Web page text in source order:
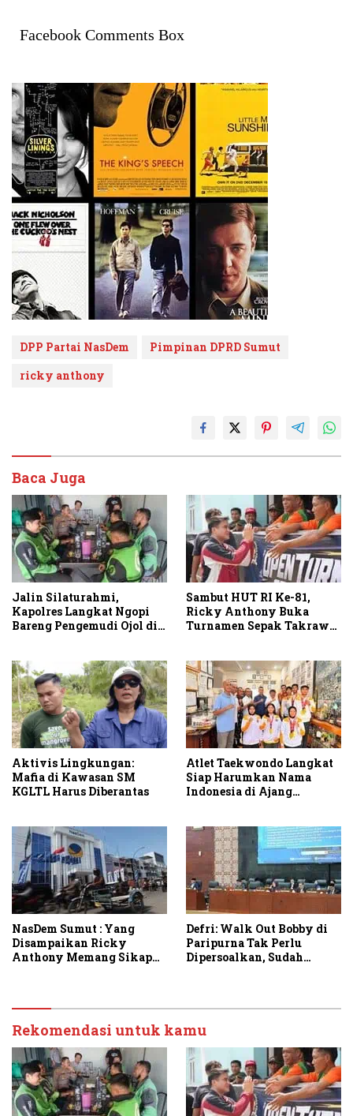
Facebook Comments Box
DPP Partai NasDem
Pimpinan DPRD Sumut
ricky anthony
Baca Juga
Jalin Silaturahmi,
Kapolres Langkat Ngopi
Bareng Pengemudi Ojol di
Sambut HUT RI Ke-81,
Ricky Anthony Buka
Turnamen Sepak Takraw
Aktivis Lingkungan:
Mafia di Kawasan SM
KGLTL Harus Diberantas
Atlet Taekwondo Langkat
Siap Harumkan Nama
Indonesia di Ajang
NasDem Sumut : Yang
Disampaikan Ricky
Anthony Memang Sikap
Defri: Walk Out Bobby di
Paripurna Tak Perlu
Dipersoalkan, Sudah
Rekomendasi untuk kamu